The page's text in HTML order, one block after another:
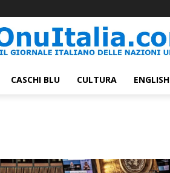
CASCHI BLU CULTURA ENGLISH